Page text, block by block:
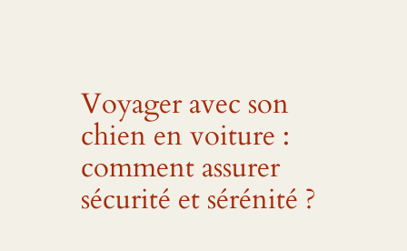
Voyager avec son
chien en voiture :
comment assurer
sécurité et sérénité ?